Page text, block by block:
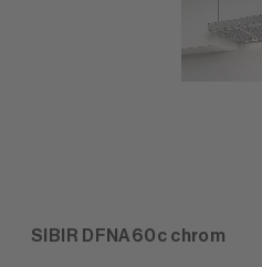
SIBIR DFNA60c chrom